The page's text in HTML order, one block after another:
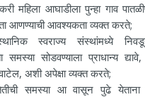
महिला आघाडीला पुन्हा गाव
आणण्याची आवश्यकता व्यक्त करते;
स्वराज्य संस्थांमध्ये
या समस्या सोडवण्याला प्राधान्य
अशी अपेक्षा व्यक्त करते;
समस्या आ वासून पुढे